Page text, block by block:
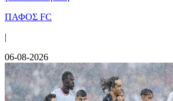
ΠΑΦΟΣ FC
|
06-08-2026